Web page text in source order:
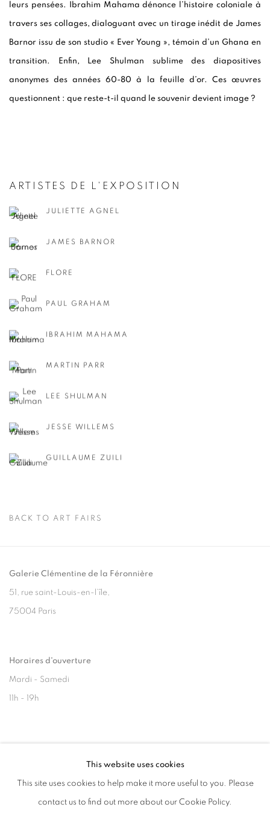
leurs pensées. Ibrahim Mahama dénonce l’histoire coloniale à
travers ses collages, dialoguant avec un tirage inédit de James
Barnor issu de son studio « Ever Young », témoin d’un Ghana en
transition. Enfin, Lee Shulman sublime des diapositives
anonymes des années 60-80 à la feuille d’or. Ces œuvres
questionnent : que reste-t-il quand le souvenir devient image ?
ARTISTES DE L'EXPOSITION
JULIETTE AGNEL
JAMES BARNOR
FLORE
PAUL GRAHAM
IBRAHIM MAHAMA
MARTIN PARR
LEE SHULMAN
JESSE WILLEMS
GUILLAUME ZUILI
BACK TO ART FAIRS
Galerie Clémentine de la Féronnière
51, rue saint-Louis-en-l’île,
75004 Paris
Horaires d'ouverture
Mardi - Samedi
11h - 19h
mail@galerieclementinedelaferonniere.fr
This website uses cookies
This site uses cookies to help make it more useful to you. Please
contact us to find out more about our Cookie Policy.